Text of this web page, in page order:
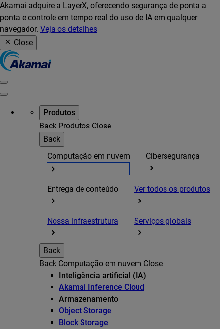
Akamai adquire a LayerX, oferecendo segurança de ponta a
ponta e controle em tempo real do uso de IA em qualquer
navegador. Veja os detalhes
Close
Produtos
Back Produtos Close
Back
Computação em nuvem
Cibersegurança
Entrega de conteúdo Ver todos os produtos
Nossa infraestrutura Serviços globais
Back
Back Computação em nuvem Close
Inteligência artificial (IA)
Akamai Inference Cloud
Armazenamento
Object Storage
Block Storage